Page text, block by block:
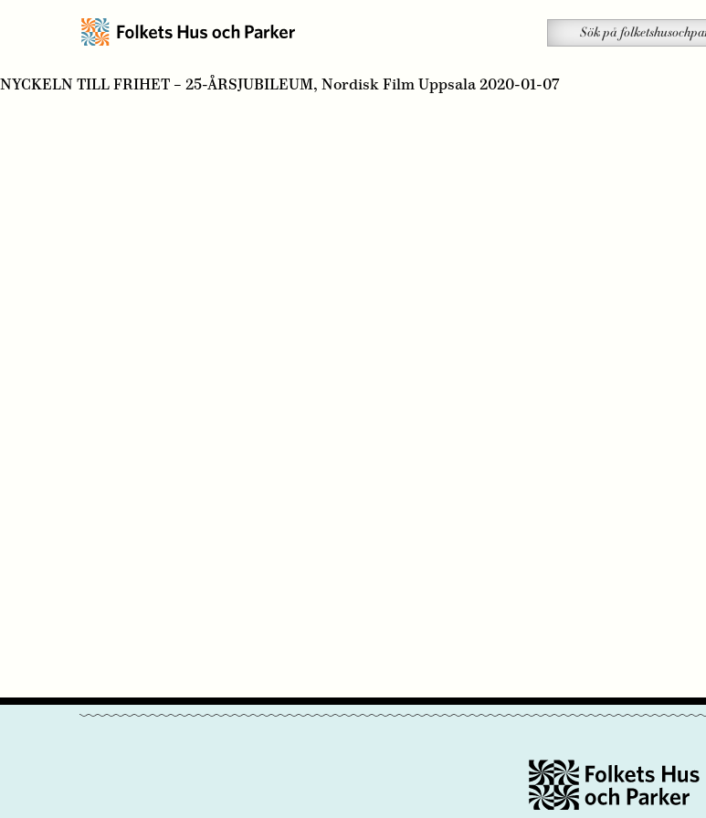
på
folketshusochparker.se
Sök
NYCKELN TILL FRIHET – 25-ÅRSJUBILEUM, Nordisk Film Uppsala 2020-01-07